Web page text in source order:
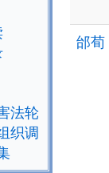
法轮
织调
邰荀